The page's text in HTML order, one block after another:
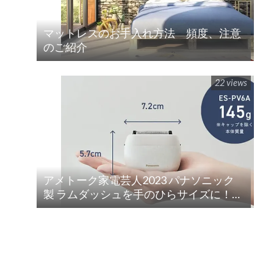
マットレスのお手入れ方法 頻度、注意
のご紹介
アメトーク家電芸人2023 パナソニック
製 ラムダッシュを手のひらサイズに！
ラムダッシュ パームイン5枚刃(ES-PV3A-
22 views